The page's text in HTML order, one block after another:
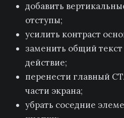
добавить
отступы;
усилить контраст
заменить общий
действие;
перенести главный
части экрана;
убрать соседние